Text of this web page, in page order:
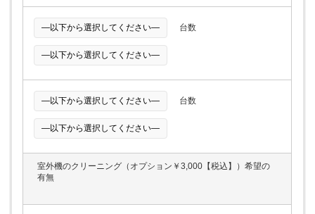
台数
台数
室外機のクリーニング（オプション￥3,000【税込】）希望の
有無